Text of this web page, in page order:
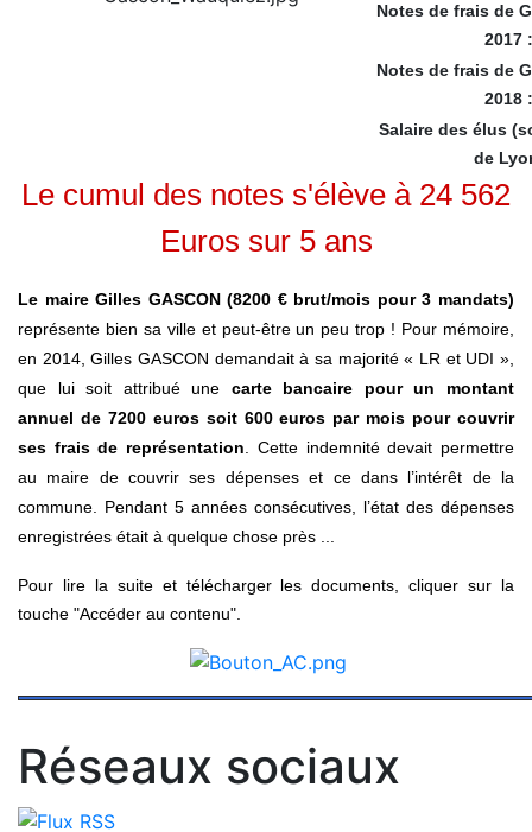
Notes de frais de
2017 :
Notes de frais de
2018 :
Salaire des élus
de
Le cumul des notes s'élève à 24 562
Euros sur 5 ans
Le maire Gilles GASCON (8200 € brut/mois pour 3 mandats)
représente bien sa ville et peut-être un peu trop ! Pour mémoire,
en 2014, Gilles GASCON demandait à sa majorité « LR et UDI »,
que lui soit attribué une carte bancaire pour un montant
annuel de 7200 euros soit 600 euros par mois pour couvrir
ses frais de représentation. Cette indemnité devait permettre
au maire de couvrir ses dépenses et ce dans l’intérêt de la
commune. Pendant 5 années consécutives, l’état des dépenses
enregistrées était à quelque chose près ...
Pour lire la suite et télécharger les documents, cliquer sur la
touche "Accéder au contenu".
Réseaux sociaux